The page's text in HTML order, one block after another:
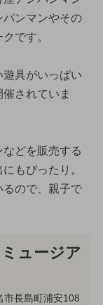
パンマンやその
です。
遊具がいっぱい
されていま
どを販売する
もぴったり。
ので、親子で
ュージア
市長島町浦安108